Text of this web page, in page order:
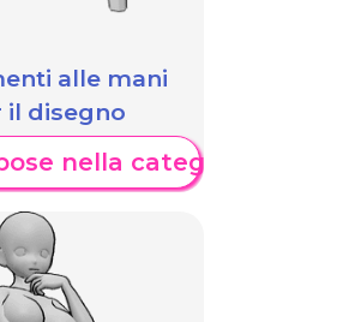
alle mani
il disegno
nella categoria